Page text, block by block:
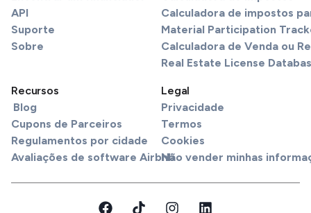
API
Suporte
Sobre
Calculadora de impostos
Material Participation
Calculadora de Venda ou
Real Estate License
Recursos
Blog
Cupons de Parceiros
Regulamentos por cidade
Avaliações de software Airbnb
Legal
Privacidade
Termos
Cookies
Não vender minhas